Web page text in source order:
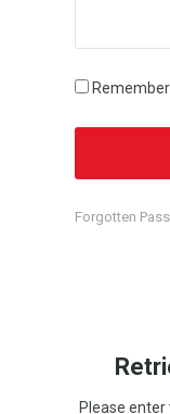
Forgotten
Please